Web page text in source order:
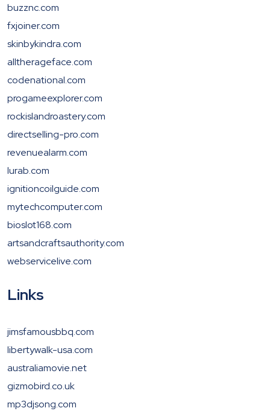
buzznc.com
fxjoiner.com
skinbykindra.com
alltherageface.com
codenational.com
progameexplorer.com
rockislandroastery.com
directselling-pro.com
revenuealarm.com
lurab.com
ignitioncoilguide.com
mytechcomputer.com
bioslot168.com
artsandcraftsauthority.com
webservicelive.com
Links
jimsfamousbbq.com
libertywalk-usa.com
australiamovie.net
gizmobird.co.uk
mp3djsong.com